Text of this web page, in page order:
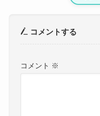
コメントする
コメント ※